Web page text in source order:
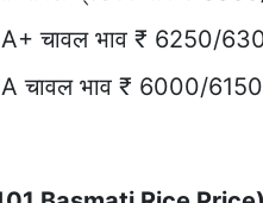
चावल भाव ₹ 6250/
चावल भाव ₹ 6000/